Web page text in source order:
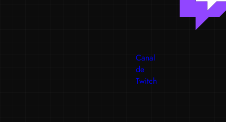
Canal
de
Twitch